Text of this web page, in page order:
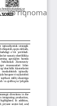
Yo'riqnoma